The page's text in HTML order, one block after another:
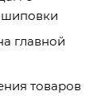
главной
товаров